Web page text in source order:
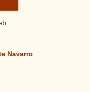
Navarro